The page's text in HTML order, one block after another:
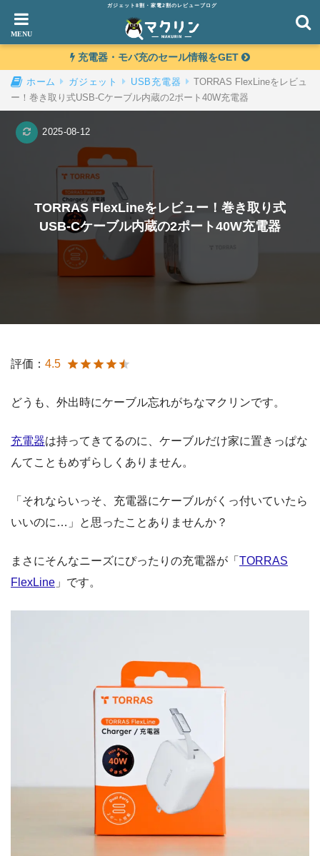
ガジェット8割・家電2割のレビューブログ
充電器・モバ充のセール情報をGET
ホーム ガジェット USB充電器
TORRAS FlexLineをレビュ
ー！巻き取り式USB-Cケーブル内蔵の2ポート40W充電器
TORRAS FlexLineをレビュー！巻き取り式
USB-Cケーブル内蔵の2ポート40W充電器
2025-08-12
評価： 4.5
どうも、外出時にケーブル忘れがちなマクリンです。
充電器は持ってきてるのに、ケーブルだけ家に置きっぱな
んてこともめずらしくありません。
「それならいっそ、充電器にケーブルがくっ付いていたら
いいのに…」と思ったことありませんか？
まさにそんなニーズにぴったりの充電器が「 TORRAS
FlexLine 」です。